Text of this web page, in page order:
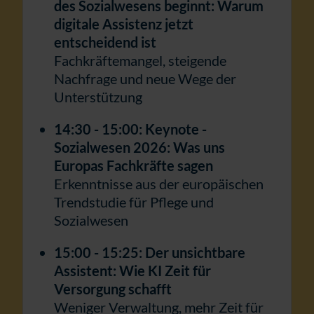
des Sozialwesens beginnt: Warum
digitale Assistenz jetzt
entscheidend ist
Fachkräftemangel, steigende
Nachfrage und neue Wege der
Unterstützung
14:30 - 15:00: Keynote -
Sozialwesen 2026: Was uns
Europas Fachkräfte sagen
Erkenntnisse aus der europäischen
Trendstudie für Pflege und
Sozialwesen
15:00 - 15:25: Der unsichtbare
Assistent: Wie KI Zeit für
Versorgung schafft
Weniger Verwaltung, mehr Zeit für